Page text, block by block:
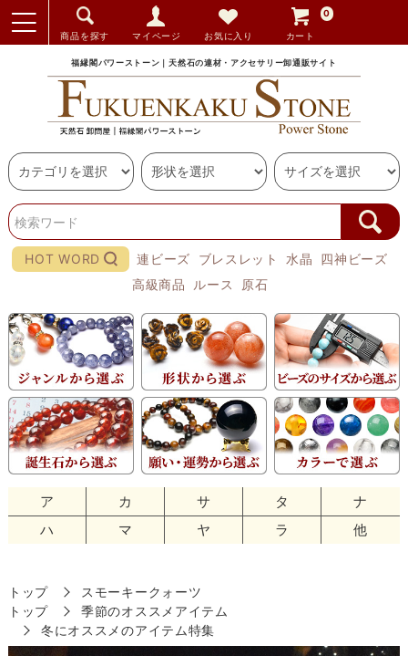
商品を探す マイページ お気に入り カート
0
福縁閣パワーストーン｜天然石の連材・アクセサリー卸通販サイト
HOT WORD 連ビーズ ブレスレット 水晶
四神ビーズ
高級商品
ルース 原石
ア カ サ タ
ナ
ハ
マ ヤ ラ 他
トップ
スモーキークォーツ
トップ
季節のオススメアイテム
冬にオススメのアイテム特集